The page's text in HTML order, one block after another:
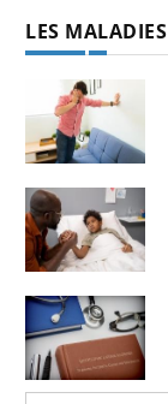
LES MALADIES